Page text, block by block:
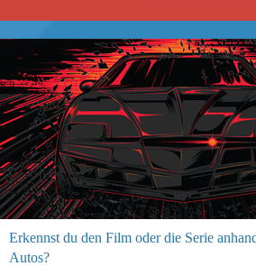
Erkennst du den Film oder die Serie
Autos?